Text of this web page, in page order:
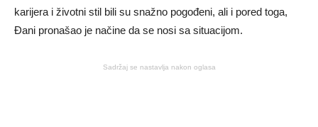
karijera i životni stil bili su snažno pogođeni, ali i pored toga,
Đani pronašao je načine da se nosi sa situacijom.
Sadržaj se nastavlja nakon oglasa